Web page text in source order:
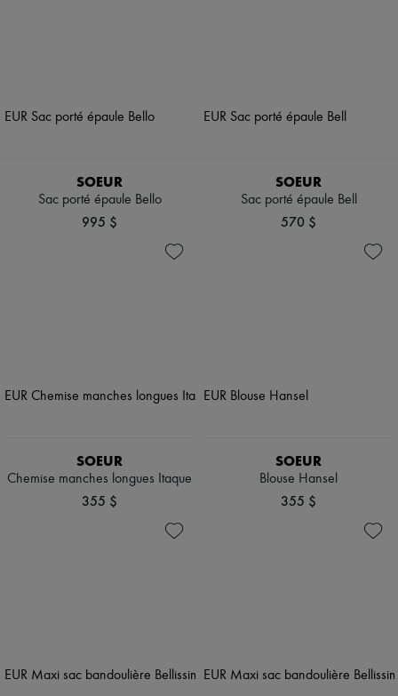
SOEUR
Sac porté épaule Bello
995 $
SOEUR
Sac porté épaule Bell
570 $
SOEUR
Chemise manches longues Itaque
355 $
SOEUR
Blouse Hansel
355 $